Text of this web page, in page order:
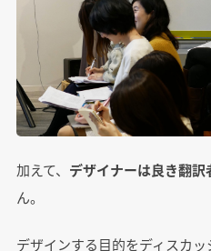
加えて、 デザイナーは良き翻訳
ん。
デザインする目的をディスカ